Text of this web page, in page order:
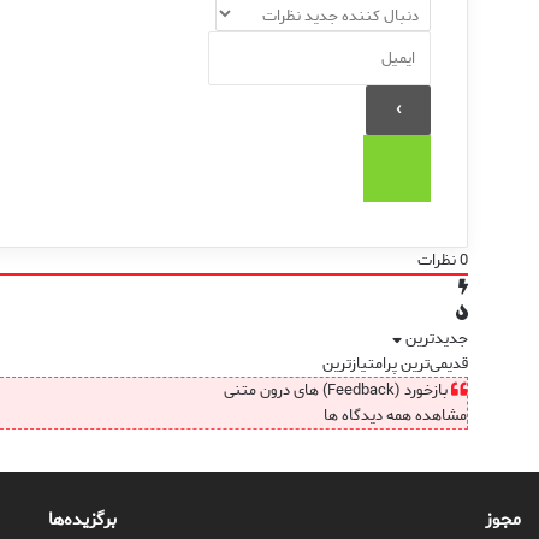
0نظرات
جدیدترین
قدیمی‌ترینپرامتیازترین
بازخورد (Feedback) های درون متنی
مشاهده همه دیدگاه ها
مجوز برگزیده‌ها